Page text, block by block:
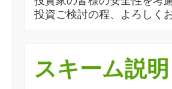
投資ご検討の程、よろしく
スキーム説明